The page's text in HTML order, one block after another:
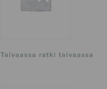
Taivaassa ratki taivaassa